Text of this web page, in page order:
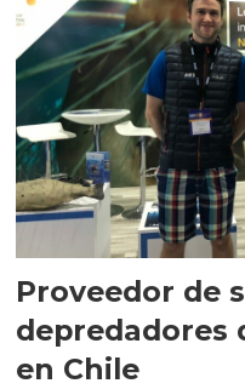
Proveedor de
depredadores
en Chile